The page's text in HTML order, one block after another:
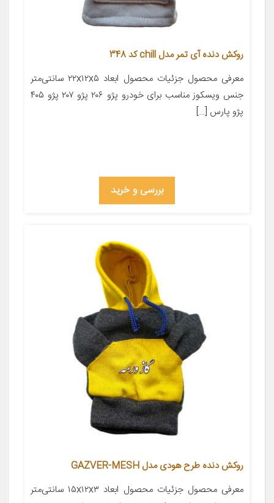
روکش دنده آی تمر مدل chill کد 348
معرفی محصول جزئیات محصول ابعاد ۲۲x۱۲x۵ سانتی‌متر
جنس ویسکوز مناسب برای خودرو پژو ۲۰۶ پژو ۲۰۷ پژو ۴۰۵
پژو پارس […]
بررسی و خرید
روکش دنده طرح هودی مدل GAZVER-MESH
معرفی محصول جزئیات محصول ابعاد ۱۵x۱۲x۳ سانتی‌متر